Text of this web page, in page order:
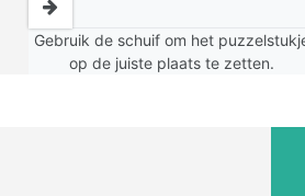
Gebruik de schuif om het
op de juiste plaats te zetten.